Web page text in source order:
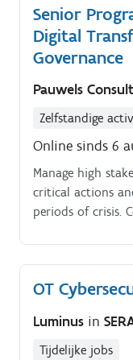
Senior
Digital
Governance
Pauwels
Zelfstandige
Online sinds 6
Manage high
critical actions
periods of crisis.
OT
Luminus in
Tijdelijke jobs